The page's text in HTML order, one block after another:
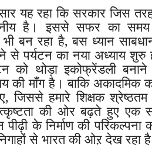
यह रहा कि सरकार जिस
है। इससे सफर का
बन रहा है, बस ध्यान
पर्यटन का नया अध्याय शुरु
को थोड़ा इकोफ्रेंडली
की माँग है। बाकि अकादमिक
जिससे हमारे शिक्षक श्रेष्ठतम
की ओर बढ़ते हुए एक
पीढ़ी के निर्माण की
से भारत की ओऱ देख रहा